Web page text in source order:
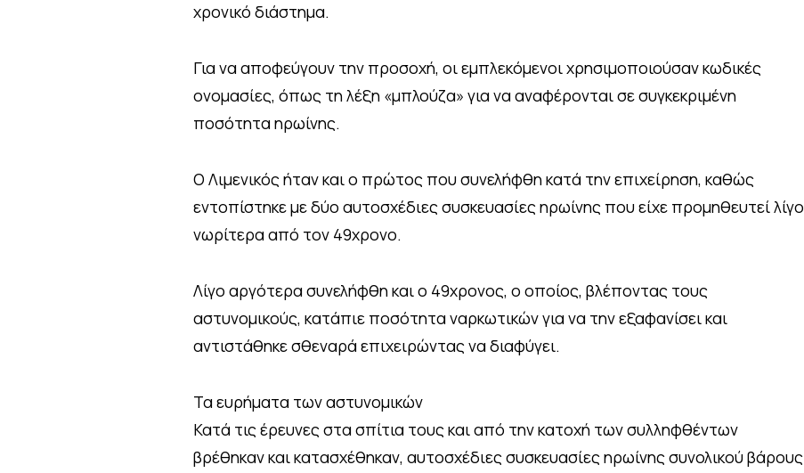
χρονικό διάστημα.
Για να αποφεύγουν την προσοχή, οι εμπλεκόμενοι χρησιμοποιούσαν κωδικές
ονομασίες, όπως τη λέξη «μπλούζα» για να αναφέρονται σε συγκεκριμένη
ποσότητα ηρωίνης.
Ο Λιμενικός ήταν και ο πρώτος που συνελήφθη κατά την επιχείρηση, καθώς
εντοπίστηκε με δύο αυτοσχέδιες συσκευασίες ηρωίνης που είχε προμηθευτεί λίγο
νωρίτερα από τον 49χρονο.
Λίγο αργότερα συνελήφθη και ο 49χρονος, ο οποίος, βλέποντας τους
αστυνομικούς, κατάπιε ποσότητα ναρκωτικών για να την εξαφανίσει και
αντιστάθηκε σθεναρά επιχειρώντας να διαφύγει.
Τα ευρήματα των αστυνομικών
Κατά τις έρευνες στα σπίτια τους και από την κατοχή των συλληφθέντων
βρέθηκαν και κατασχέθηκαν, αυτοσχέδιες συσκευασίες ηρωίνης συνολικού βάρους